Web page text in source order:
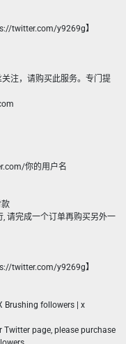
twitter.com/y9269g】
注，请购买此服务。专门提
你的用户名
款
请完成一个订单再购买另外一
twitter.com/y9269g】
Brushing followers | x
page, please purchase